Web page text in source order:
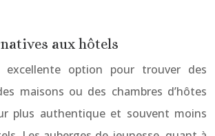
aux hôtels
option pour trouver des
maisons ou des chambres d’hôtes
plus authentique et souvent moins